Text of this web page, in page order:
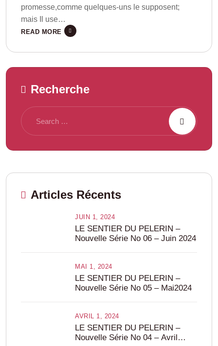
promesse,comme quelques-uns le supposent;
mais Il use…
READ MORE
Recherche
Articles Récents
LE SENTIER DU PELERIN –
Nouvelle Série No 06 – Juin 2024
JUIN 1, 2024
LE SENTIER DU PELERIN –
Nouvelle Série No 05 – Mai2024
MAI 1, 2024
LE SENTIER DU PELERIN –
Nouvelle Série No 04 – Avril
AVRIL 1, 2024